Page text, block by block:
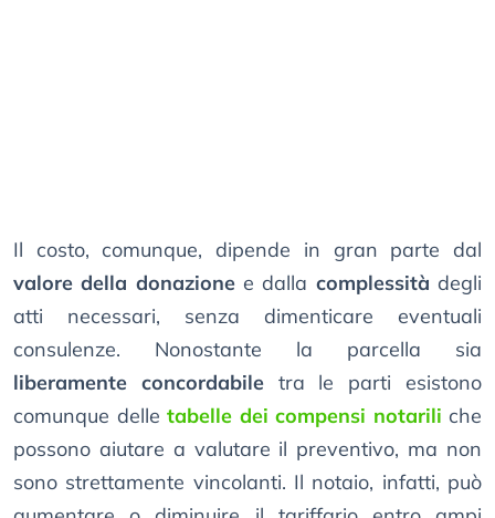
Il costo, comunque, dipende in gran parte dal
valore della donazionee dalla complessità degli
atti necessari, senza dimenticare eventuali
consulenze. Nonostante la parcella sia
liberamente concordabiletra le parti esistono
comunque delle tabelle dei compensi notarili che
possono aiutare a valutare il preventivo, ma non
sono strettamente vincolanti. Il notaio, infatti, può